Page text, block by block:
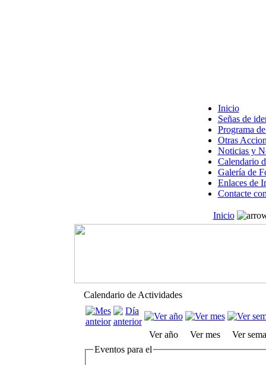
Inicio
Señas de
Programa
Otras
Noticias y
Calendario
Galería de
Enlaces de
Contacte
Inicio
Calendario de Actividades
Ver año Ver mes
Ver
Eventos para el